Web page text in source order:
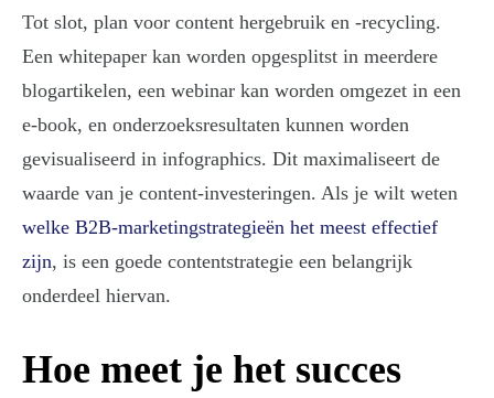
Tot slot, plan voor content hergebruik en -recycling.
Een whitepaper kan worden opgesplitst in meerdere
blogartikelen, een webinar kan worden omgezet in een
e-book, en onderzoeksresultaten kunnen worden
gevisualiseerd in infographics. Dit maximaliseert de
waarde van je content-investeringen. Als je wilt weten
welke B2B-marketingstrategieën het meest effectief
zijn, is een goede contentstrategie een belangrijk
onderdeel hiervan.
Hoe meet je het succes